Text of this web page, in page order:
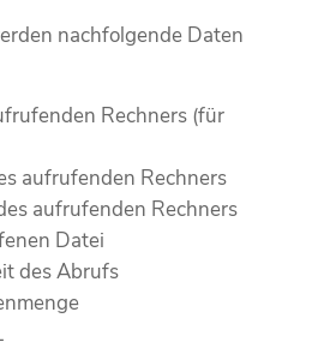
nachfolgende Daten
Rechners (für
aufrufenden Rechners
aufrufenden Rechners
Datei
des Abrufs